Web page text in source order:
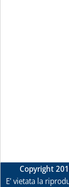
Copyright
E' vietata la